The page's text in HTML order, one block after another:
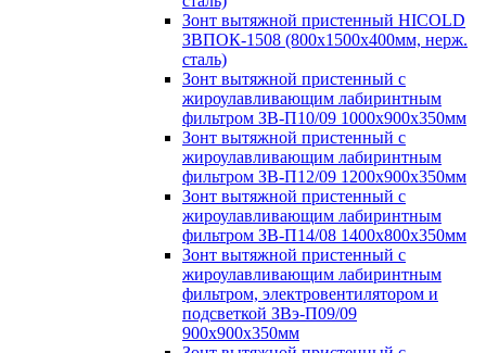
Зонт вытяжной пристенный HICOLD
ЗВПОК-1508 (800х1500х400мм, нерж.
сталь)
Зонт вытяжной пристенный с
жироулавливающим лабиринтным
фильтром ЗВ-П10/09 1000х900х350мм
Зонт вытяжной пристенный с
жироулавливающим лабиринтным
фильтром ЗВ-П12/09 1200х900х350мм
Зонт вытяжной пристенный с
жироулавливающим лабиринтным
фильтром ЗВ-П14/08 1400х800х350мм
Зонт вытяжной пристенный с
жироулавливающим лабиринтным
фильтром, электровентилятором и
подсветкой ЗВэ-П09/09
900х900х350мм